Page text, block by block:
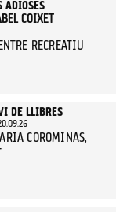
ADIOSES
COIXET
RECREATIU
DE LLIBRES
COROMINAS,